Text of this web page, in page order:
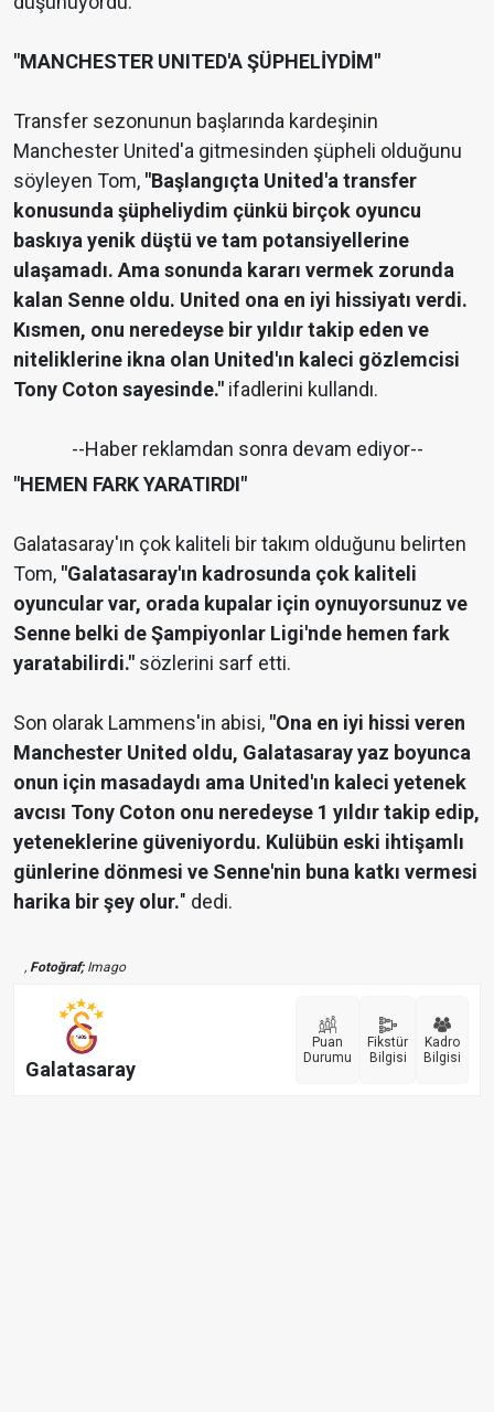
"MANCHESTER UNITED'A ŞÜPHELİYDİM"
Transfer sezonunun başlarında kardeşinin
Manchester United'a gitmesinden şüpheli olduğunu
söyleyen Tom, "Başlangıçta United'a transfer
konusunda şüpheliydim çünkü birçok oyuncu
baskıya yenik düştü ve tam potansiyellerine
ulaşamadı. Ama sonunda kararı vermek zorunda
kalan Senne oldu. United ona en iyi hissiyatı verdi.
Kısmen, onu neredeyse bir yıldır takip eden ve
niteliklerine ikna olan United'ın kaleci gözlemcisi
Tony Coton sayesinde." ifadlerini kullandı.
--Haber reklamdan sonra devam ediyor--
"HEMEN FARK YARATIRDI"
Galatasaray'ın çok kaliteli bir takım olduğunu belirten
Tom, "Galatasaray'ın kadrosunda çok kaliteli
oyuncular var, orada kupalar için oynuyorsunuz ve
Senne belki de Şampiyonlar Ligi'nde hemen fark
yaratabilirdi." sözlerini sarf etti.
Son olarak Lammens'in abisi, "Ona en iyi hissi veren
Manchester United oldu, Galatasaray yaz boyunca
onun için masadaydı ama United'ın kaleci yetenek
avcısı Tony Coton onu neredeyse 1 yıldır takip edip,
yeteneklerine güveniyordu. Kulübün eski ihtişamlı
günlerine dönmesi ve Senne'nin buna katkı vermesi
harika bir şey olur." dedi.
, Fotoğraf;Imago
Galatasaray
Puan
Durumu
Fikstür
Bilgisi
Kadro
Bilgisi